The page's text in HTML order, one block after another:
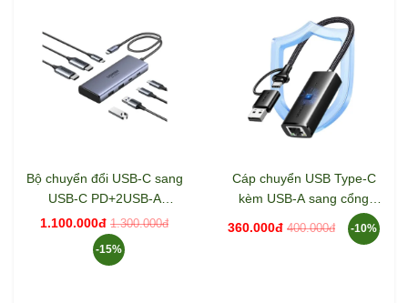
Bộ chuyển đổi USB-C sang
USB-C PD+2USB-A
3.2+2USB-C 3.2+2HDMI hỗ
trợ 4K Ugreen 45379
1.100.000đ 1.300.000đ
-15%
Cáp chuyển USB Type-C
kèm USB-A sang cổng
360.000đ 400.000đ -10%